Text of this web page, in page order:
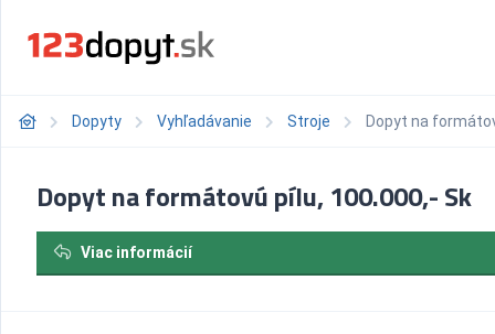
Dopyty Vyhľadávanie Stroje Dopyt na
Dopyt na formátovú pílu, 100.000,- Sk
Viac informácií